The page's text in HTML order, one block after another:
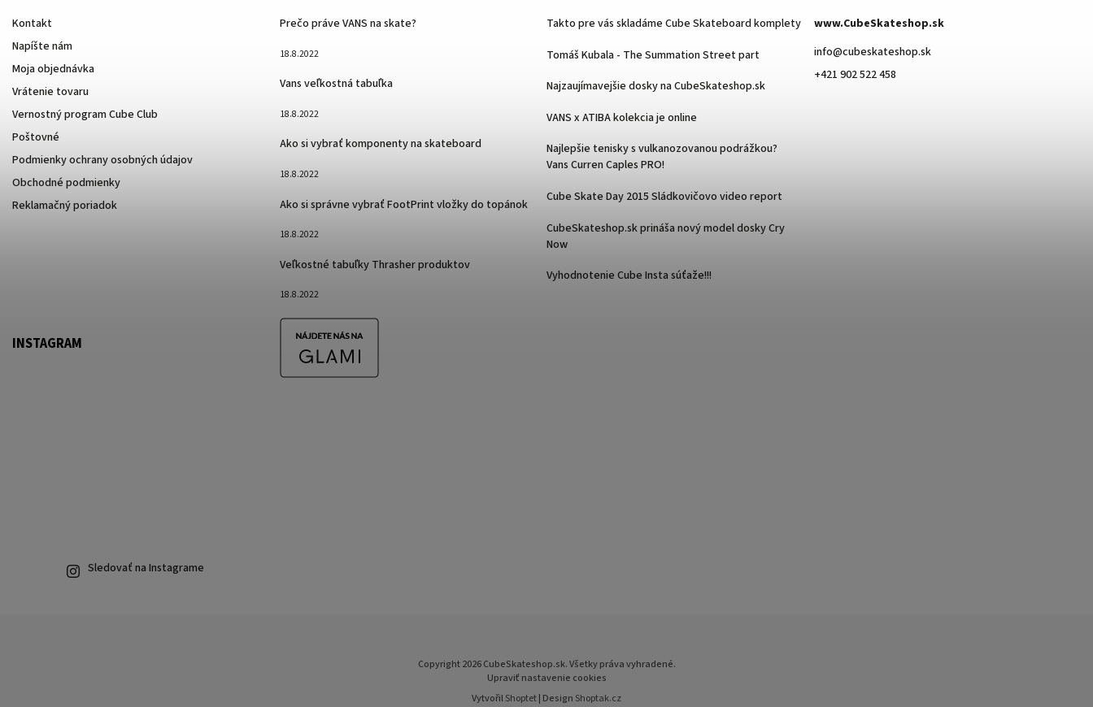
Kontakt
Napíšte nám
Moja objednávka
Vrátenie tovaru
Vernostný program Cube Club
Poštovné
Podmienky ochrany osobných údajov
Obchodné podmienky
Reklamačný poriadok
Prečo práve VANS na skate?
18.8.2022
Vans veľkostná tabuľka
18.8.2022
Ako si vybrať komponenty na skateboard
18.8.2022
Ako si správne vybrať FootPrint vložky do topánok
18.8.2022
Veľkostné tabuľky Thrasher produktov
18.8.2022
Takto pre vás skladáme Cube Skateboard komplety
Tomáš Kubala - The Summation Street part
Najzaujímavejšie dosky na CubeSkateshop.sk
VANS x ATIBA kolekcia je online
Najlepšie tenisky s vulkanozovanou podrážkou?
Vans Curren Caples PRO!
Cube Skate Day 2015 Sládkovičovo video report
CubeSkateshop.sk prináša nový model dosky Cry
Now
Vyhodnotenie Cube Insta súťaže!!!
www.CubeSkateshop.sk
info@cubeskateshop.sk
+421 902 522 458
INSTAGRAM
Sledovať na Instagrame
Copyright 2026CubeSkateshop.sk. Všetky práva vyhradené.
Upraviť nastavenie cookies
VytvořilShoptet | Design Shoptak.cz